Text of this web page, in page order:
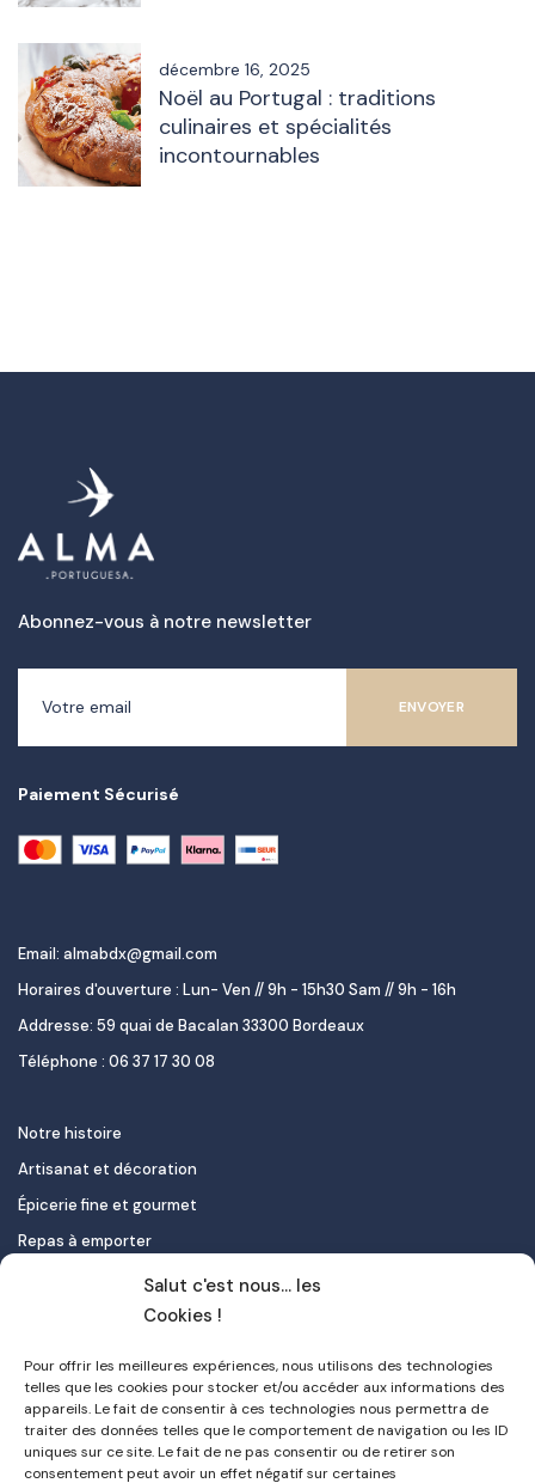
Salut c'est nous... les
Cookies !
Pour offrir les meilleures expériences, nous utilisons des technologies
telles que les cookies pour stocker et/ou accéder aux informations des
appareils. Le fait de consentir à ces technologies nous permettra de
traiter des données telles que le comportement de navigation ou les ID
uniques sur ce site. Le fait de ne pas consentir ou de retirer son
consentement peut avoir un effet négatif sur certaines
décembre 16, 2025
Noël au Portugal : traditions
culinaires et spécialités
incontournables
Abonnez-vous à notre newsletter
Paiement Sécurisé
Email: almabdx@gmail.com
Horaires d'ouverture : Lun- Ven // 9h - 15h30 Sam // 9h - 16h
Addresse: 59 quai de Bacalan 33300 Bordeaux
Téléphone : 06 37 17 30 08
Notre histoire
Artisanat et décoration
Épicerie fine et gourmet
Repas à emporter
Le pastel de nata
Contact
Mon compte
FAQ